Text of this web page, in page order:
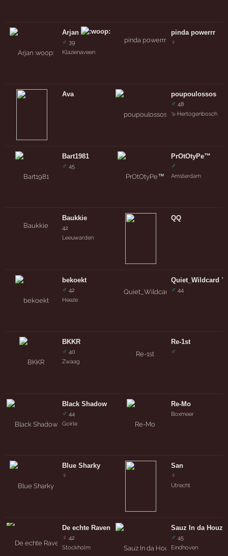
Arjan
♂ 39
Klazienaveen
Ava
Bart1981
♂ 45
Baukkie
42
Leeuwarden
bekoekt
♂ 42
Heeze
BKKR
♂ 40
Zwaag
Black Shadow
♂ 44
Goirle
Blue Sharky
♀
De echte Raven
♀ 42
Stockholm
pinda powerrr
♀
poupoulossos
♂ 48
's-Hertogenbosch
PrOtOtyPe™
♂
Amsterdam
QQ
Quiet_Wildcard ™
♂ 44
Re-1st
♂
Re-Mo
Boxmeer
San
♀
Utrecht
Sauz In da Houz
♂ 45
Eindhoven